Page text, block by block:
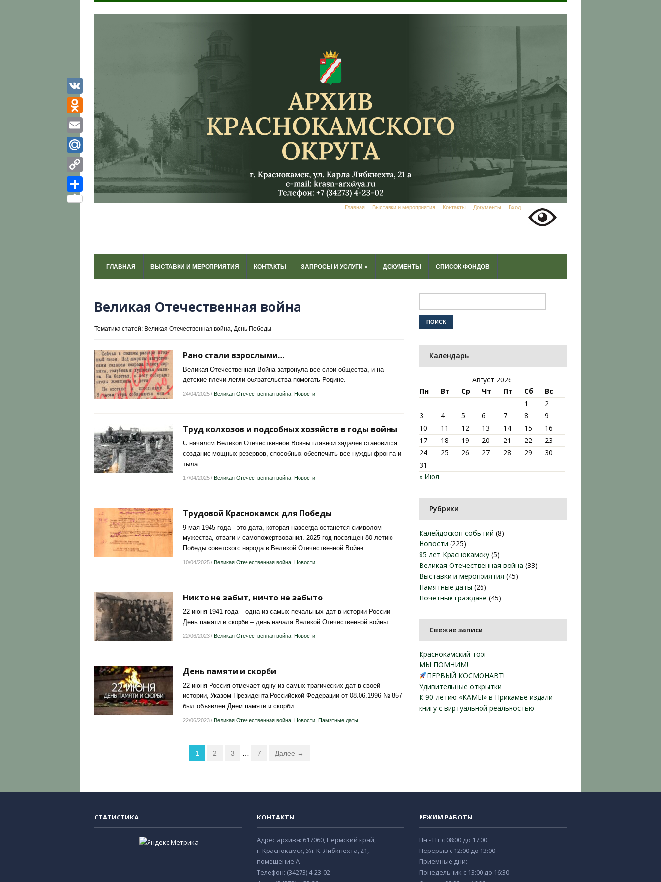
Главная Выставки и мероприятия Контакты Документы Вход
ГЛАВНАЯ ВЫСТАВКИ И МЕРОПРИЯТИЯ КОНТАКТЫ ЗАПРОСЫ И УСЛУГИ » ДОКУМЕНТЫ СПИСОК ФОНДОВ
Великая Отечественная война
Тематика статей: Великая Отечественная война, День Победы
Рано стали взрослыми…
Великая Отечественная Война затронула все слои общества, и на
детские плечи легли обязательства помогать Родине.
24/04/2025/ Великая Отечественная война, Новости
VK
Odnoklassniki
Email
Mail.Ru
Copy
Link
Отправить
Труд колхозов и подсобных хозяйств в годы войны
С началом Великой Отечественной Войны главной задачей становится
создание мощных резервов, способных обеспечить все нужды фронта и
тыла.
17/04/2025/ Великая Отечественная война, Новости
Трудовой Краснокамск для Победы
9 мая 1945 года - это дата, которая навсегда останется символом
мужества, отваги и самопожертвования. 2025 год посвящен 80-летию
Победы советского народа в Великой Отечественной Войне.
10/04/2025/ Великая Отечественная война, Новости
Никто не забыт, ничто не забыто
22 июня 1941 года – одна из самых печальных дат в истории России –
День памяти и скорби – день начала Великой Отечественной войны.
22/06/2023/ Великая Отечественная война, Новости
День памяти и скорби
22 июня Россия отмечает одну из самых трагических дат в своей
истории, Указом Президента Российской Федерации от 08.06.1996 № 857
был объявлен Днем памяти и скорби.
22/06/2023/ Великая Отечественная война, Новости, Памятные даты
1 2 3 7 Далее →
Календарь
Август 2026
Пн
Вт Ср Чт Пт Сб
Вс
1
2
3
4 5 6 7 8
9
10
11 12 13 14 15
16
17
18 19 20 21 22
23
24
25 26 27 28 29
30
31
« Июл
Рубрики
Калейдоскоп событий (8)
Новости (225)
85 лет Краснокамску (5)
Великая Отечественная война (33)
Выставки и мероприятия (45)
Памятные даты (26)
Почетные граждане (45)
Свежие записи
Краснокамский торг
МЫ ПОМНИМ!
ПЕРВЫЙ КОСМОНАВТ!
Удивительные открытки
К 90-летию «КАМЫ» в Прикамье издали
книгу с виртуальной реальностью
СТАТИСТИКА КОНТАКТЫ
Адрес архива: 617060, Пермский край,
г. Краснокамск, Ул. К. Либкнехта, 21,
помещение А
Телефон: (34273) 4-23-02
РЕЖИМ РАБОТЫ
Пн - Пт с 08:00 до 17:00
Перерыв с 12:00 до 13:00
Приемные дни:
Понедельник с 13:00 до 16:30